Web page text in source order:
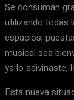
Se consuman
utilizando todas
espacios,
musical sea
ya lo adivinaste;
Esta nueva